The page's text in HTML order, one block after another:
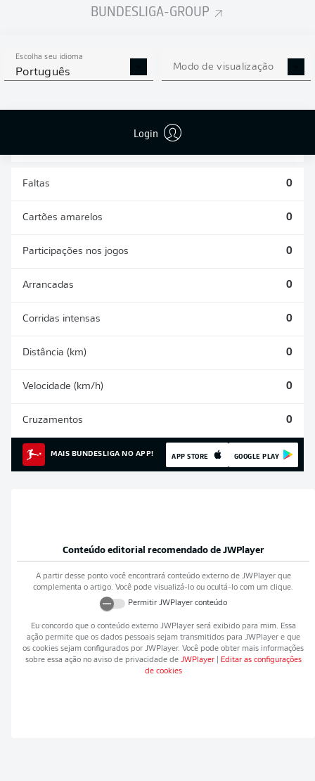
BUNDESLIGA-GROUP
Escolha seu idioma
Português Modo de visualização
Login
ESTATÍSTICAS DA
TEMPORADA 2026/2027
Faltas 0
Cartões amarelos 0
Participações nos jogos 0
Arrancadas 0
Corridas intensas 0
Distância (km) 0
Velocidade (km/h) 0
Cruzamentos 0
MAIS BUNDESLIGA NO APP! APP STORE GOOGLE PLAY
Conteúdo editorial recomendado de JWPlayer
A partir desse ponto você encontrará conteúdo externo de JWPlayerque
complementa o artigo. Você pode visualizá-lo ou ocultá-lo com um clique.
Permitir JWPlayerconteúdo
Eu concordo que o conteúdo externo JWPlayerserá exibido para mim. Essa
ação permite que os dados pessoais sejam transmitidos para JWPlayere que
os cookies sejam configurados por JWPlayer. Você pode obter mais informações
sobre essa ação no aviso de privacidade de JWPlayer
Editar as configurações
de cookies